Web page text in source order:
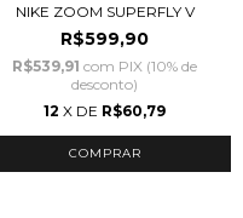
NIKE ZOOM SUPERFLY V
R$599,90
R$539,91 com PIX (10% de
desconto)
12 X DE R$60,79
COMPRAR